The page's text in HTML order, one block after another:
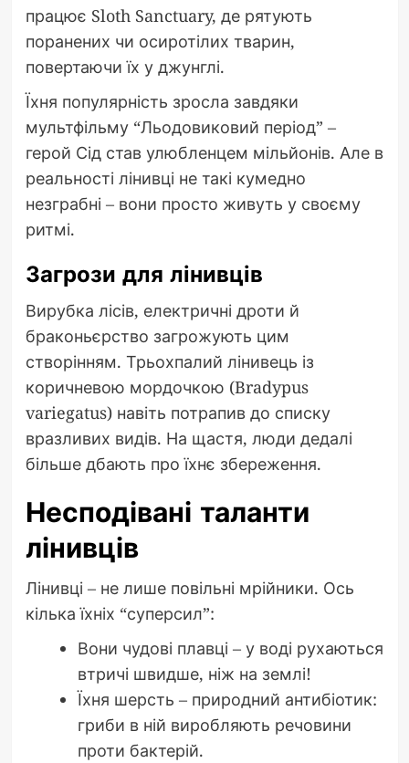
працює Sloth Sanctuary, де рятують
поранених чи осиротілих тварин,
повертаючи їх у джунглі.
Їхня популярність зросла завдяки
мультфільму “Льодовиковий період” –
герой Сід став улюбленцем мільйонів. Але в
реальності лінивці не такі кумедно
незграбні – вони просто живуть у своєму
ритмі.
Загрози для лінивців
Вирубка лісів, електричні дроти й
браконьєрство загрожують цим
створінням. Трьохпалий лінивець із
коричневою мордочкою (Bradypus
variegatus) навіть потрапив до списку
вразливих видів. На щастя, люди дедалі
більше дбають про їхнє збереження.
Несподівані таланти
лінивців
Лінивці – не лише повільні мрійники. Ось
кілька їхніх “суперсил”:
Вони чудові плавці – у воді рухаються
втричі швидше, ніж на землі!
Їхня шерсть – природний антибіотик:
гриби в ній виробляють речовини
проти бактерій.